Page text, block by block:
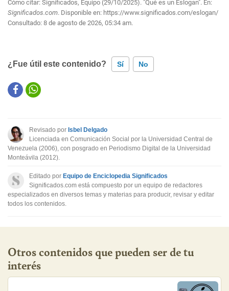
Cómo citar: Significados, Equipo (29/10/2025). "Qué es un Eslogan". En:
Significados.com. Disponible en: https://www.significados.com/eslogan/
Consultado: 8 de agosto de 2026, 05:34 am.
¿Fue útil este contenido? Sí No
Este contenido contiene información incorrecta
Otro
Revisado por Isbel Delgado
Licenciada en Comunicación Social por la Universidad Central de
Venezuela (2006), con posgrado en Periodismo Digital de la Universidad
Monteávila (2012).
Editado por Equipo de Enciclopedia Significados
Significados.com está compuesto por un equipo de redactores
especializados en diversos temas y materias para producir, revisar y editar
todos los contenidos.
Otros contenidos que pueden ser de tu
interés